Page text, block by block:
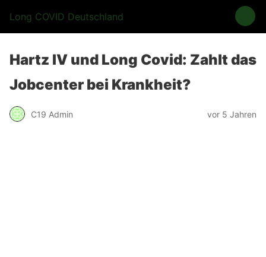
Long COVID Deutschland
Hartz IV und Long Covid: Zahlt das
Jobcenter bei Krankheit?
C19 Admin vor 5 Jahren